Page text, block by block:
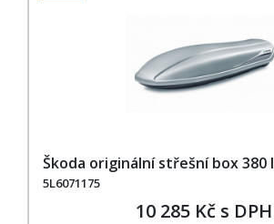
Škoda originální střešní box 380 l
5L6071175
10 285 Kč s DPH